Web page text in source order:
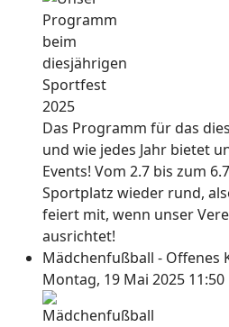
Das Programm für das
und wie jedes Jahr bietet
Events! Vom 2.7 bis zum
Sportplatz wieder rund,
feiert mit, wenn unser
ausrichtet!
Mädchenfußball - Offenes
Montag, 19 Mai 2025 11:50